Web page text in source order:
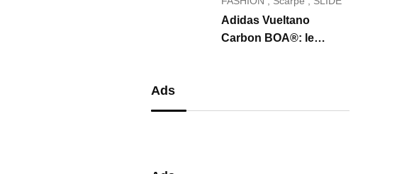
Adidas Vueltano
Carbon BOA®: le
precisione
Ads